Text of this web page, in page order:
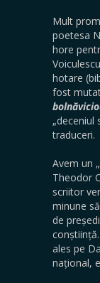
Mult
poetesa
hore
hotare
fost
„deceniul
traduceri.
Avem un
Theodor
scriitor
minune
de
ales pe
național,